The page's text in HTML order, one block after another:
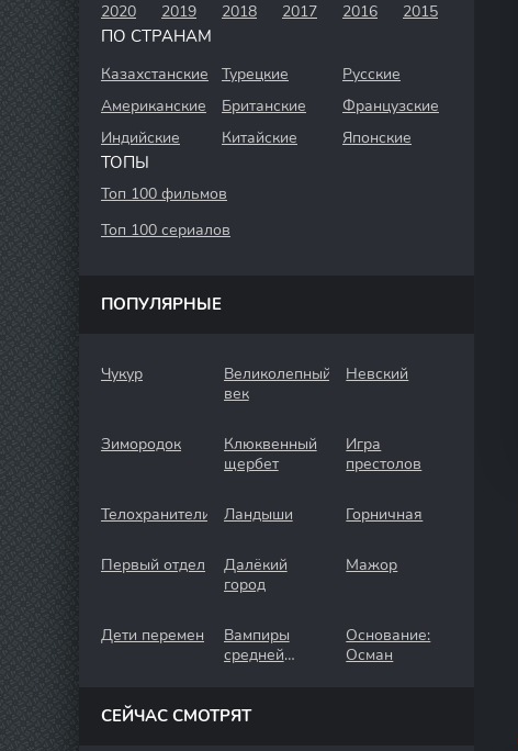
2020
2019 2018 2017 2016 2015
ПО СТРАНАМ
Казахстанские Турецкие
Русские
Американские
Британские
Французские
Индийские
Китайские Японские
ТОПЫ
Топ 100 фильмов
Топ 100 сериалов
ПОПУЛЯРНЫЕ
Чукур
Великолепный
век
Невский
Зимородок
Клюквенный
щербет
Игра
престолов
Телохранители Ландыши Горничная
Первый отдел
Далёкий
город
Мажор
Дети перемен
Вампиры
средней
Основание:
Осман
СЕЙЧАС СМОТРЯТ